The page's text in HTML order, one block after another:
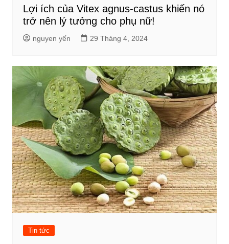
Lợi ích của Vitex agnus-castus khiến nó
trở nên lý tưởng cho phụ nữ!
nguyen yến 29 Tháng 4, 2024
Tin tức